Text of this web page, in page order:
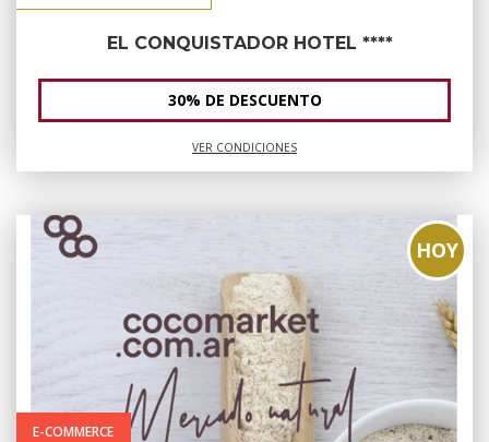
EL CONQUISTADOR HOTEL ****
30% DE DESCUENTO
VER CONDICIONES
HOY
E-COMMERCE